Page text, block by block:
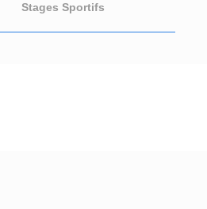
Stages Sportifs